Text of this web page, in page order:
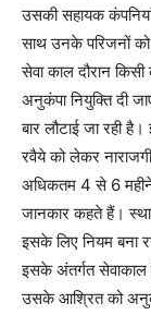
उसकी सहायक
साथ उनके परिजनों को
सेवा काल दौरान
अनुकंपा नियुक्ति दी
बार लौटाई जा रही
रवैये को लेकर
अधिकतम 4 से 6
जानकार कहते हैं।
इसके लिए नियम बना
इसके अंतर्गत सेवाकाल
उसके आश्रित को